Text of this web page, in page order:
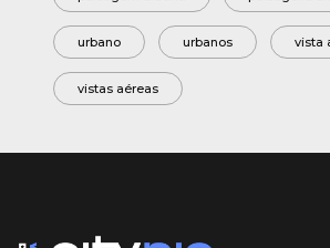
urbano urbanos vista
vistas aéreas